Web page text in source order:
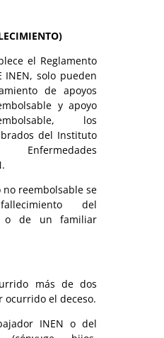
el Reglamento
INEN, solo pueden
de apoyos
y apoyo
los
del Instituto
reembolsable se
del
o de un familiar
más de dos
ocurrido el deceso.
INEN o del